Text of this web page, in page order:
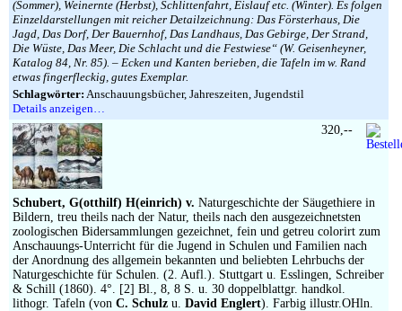
(Sommer), Weinernte (Herbst), Schlittenfahrt, Eislauf etc. (Winter). Es folgen
Einzeldarstellungen mit reicher Detailzeichnung: Das Försterhaus, Die
Jagd, Das Dorf, Der Bauernhof, Das Landhaus, Das Gebirge, Der Strand,
Die Wüste, Das Meer, Die Schlacht und die Festwiese“ (W. Geisenheyner,
Katalog 84, Nr. 85). – Ecken und Kanten berieben, die Tafeln im w. Rand
etwas fingerfleckig, gutes Exemplar.
Schlagwörter: Anschauungsbücher, Jahreszeiten, Jugendstil
Details anzeigen…
Schubert, G(otthilf) H(einrich) v. Naturgeschichte der Säugethiere in
Bildern, treu theils nach der Natur, theils nach den ausgezeichnetsten
zoologischen Bidersammlungen gezeichnet, fein und getreu colorirt zum
Anschauungs-Unterricht für die Jugend in Schulen und Familien nach
der Anordnung des allgemein bekannten und beliebten Lehrbuchs der
Naturgeschichte für Schulen. (2. Aufl.). Stuttgart u. Esslingen, Schreiber
& Schill (1860). 4°. [2] Bl., 8, 8 S. u. 30 doppelblattgr. handkol.
lithogr. Tafeln (von C. Schulz u. David Englert). Farbig illustr.OHln.
320,--